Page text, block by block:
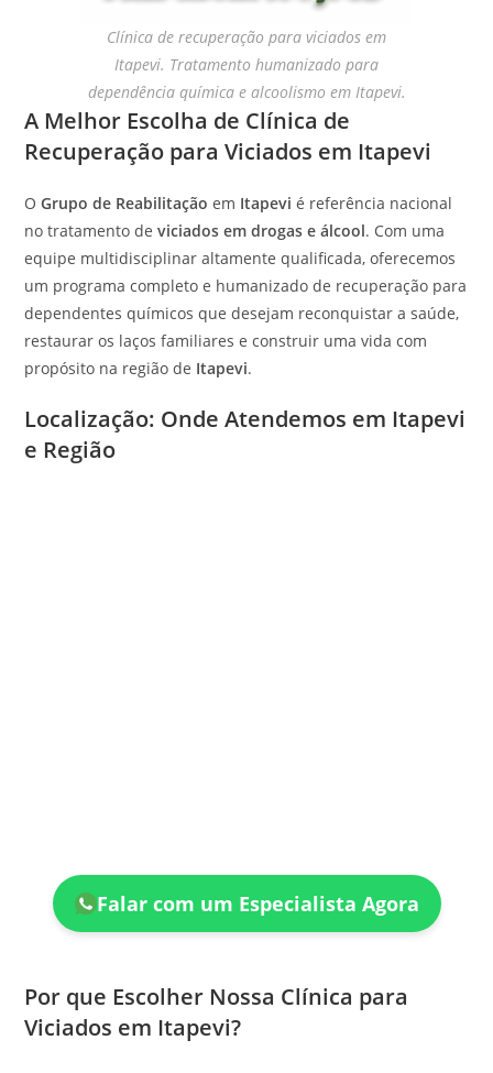
Clínica de recuperação para viciados em
Itapevi. Tratamento humanizado para
dependência química e alcoolismo em Itapevi.
A Melhor Escolha de Clínica de
Recuperação para Viciados em Itapevi
OGrupo de Reabilitação em Itapevi é referência nacional
no tratamento deviciados em drogas e álcool. Com uma
equipe multidisciplinar altamente qualificada, oferecemos
um programa completo e humanizado de recuperação para
dependentes químicos que desejam reconquistar a saúde,
restaurar os laços familiares e construir uma vida com
propósito na região de Itapevi.
Localização: Onde Atendemos em Itapevi
e Região
Falar com um Especialista Agora
Por que Escolher Nossa Clínica para
Viciados em Itapevi?